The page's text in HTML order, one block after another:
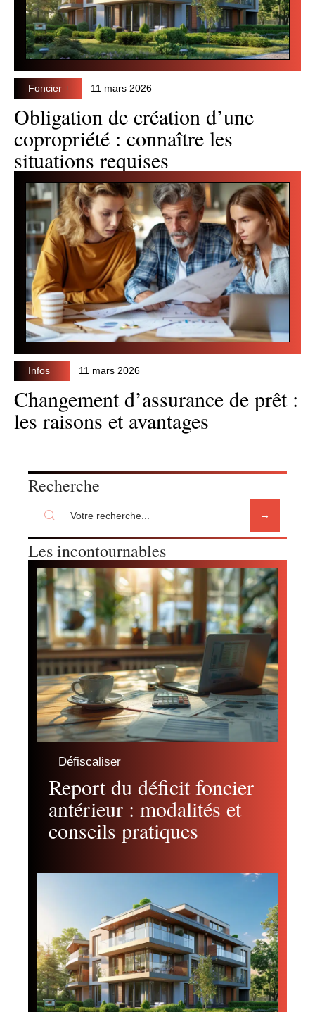
Foncier 11 mars 2026
Obligation de création d’une
copropriété : connaître les
situations requises
Infos 11 mars 2026
Changement d’assurance de prêt :
les raisons et avantages
Recherche
Les incontournables
Défiscaliser
Report du déficit foncier
antérieur : modalités et
conseils pratiques